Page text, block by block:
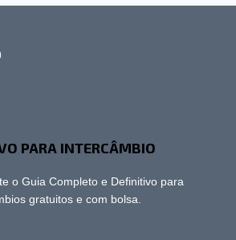
PARA INTERCÂMBIO
o Guia Completo e Definitivo para
gratuitos e com bolsa.